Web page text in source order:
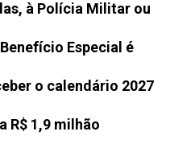
à Polícia Militar ou
Especial é
o calendário 2027
R$ 1,9 milhão